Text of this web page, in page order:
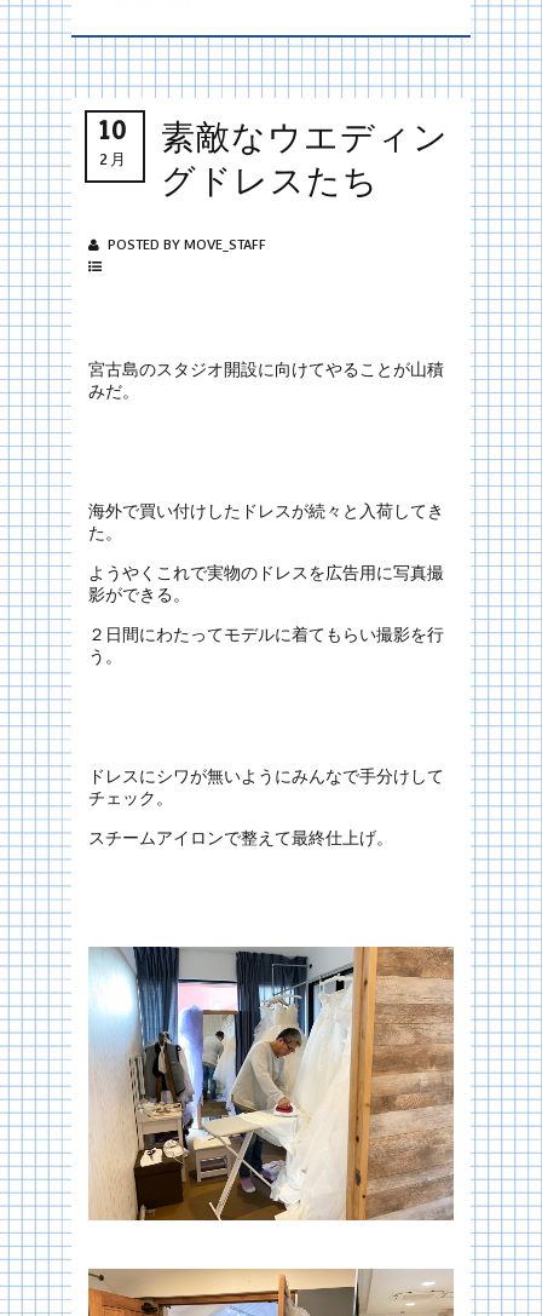
10
2月
素敵なウエディン
グドレスたち
POSTED BY MOVE_STAFF
宮古島のスタジオ開設に向けてやることが山積
みだ。
海外で買い付けしたドレスが続々と入荷してき
た。
ようやくこれで実物のドレスを広告用に写真撮
影ができる。
２日間にわたってモデルに着てもらい撮影を行
う。
ドレスにシワが無いようにみんなで手分けして
チェック。
スチームアイロンで整えて最終仕上げ。